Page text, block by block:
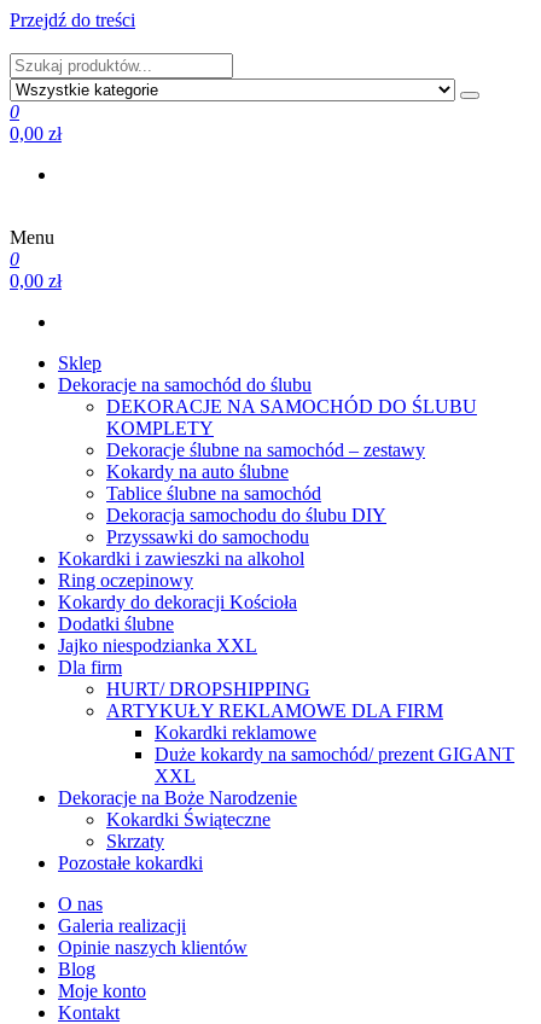
Przejdź do treści
PRODUCENT DEKORACJI ŚLUBNYCH I NIE TYLKO
0
0,00 zł
PRODUCENT DEKORACJI ŚLUBNYCH I NIE TYLKO
Menu
0
0,00 zł
Sklep
Dekoracje na samochód do ślubu
DEKORACJE NA SAMOCHÓD DO ŚLUBU
KOMPLETY
Dekoracje ślubne na samochód – zestawy
Kokardy na auto ślubne
Tablice ślubne na samochód
Dekoracja samochodu do ślubu DIY
Przyssawki do samochodu
Kokardki i zawieszki na alkohol
Ring oczepinowy
Kokardy do dekoracji Kościoła
Dodatki ślubne
Jajko niespodzianka XXL
Dla firm
HURT/ DROPSHIPPING
ARTYKUŁY REKLAMOWE DLA FIRM
Kokardki reklamowe
Duże kokardy na samochód/ prezent GIGANT
XXL
Dekoracje na Boże Narodzenie
Kokardki Świąteczne
Skrzaty
Pozostałe kokardki
O nas
Galeria realizacji
Opinie naszych klientów
Blog
Moje konto
Kontakt